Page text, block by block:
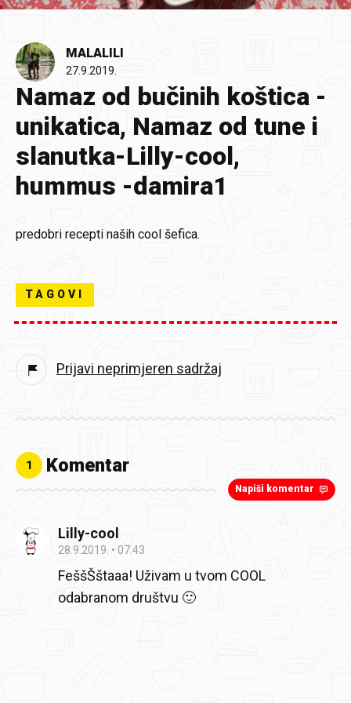
MALALILI
27.9.2019.
Namaz od bučinih koštica -
unikatica, Namaz od tune i
slanutka-Lilly-cool,
hummus -damira1
predobri recepti naših cool šefica.
TAGOVI
Prijavi neprimjeren sadržaj
1 Komentar
Napiši komentar
Lilly-cool
28.9.2019. 07:43
FeššŠštaaa! Uživam u tvom COOL
odabranom društvu 🙂